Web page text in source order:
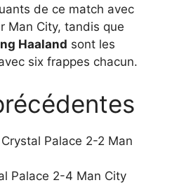
de ce match avec
Man City, tandis que
Haaland sont les
six frappes chacun.
Crystal Palace 2-2 Man
Palace 2-4 Man City